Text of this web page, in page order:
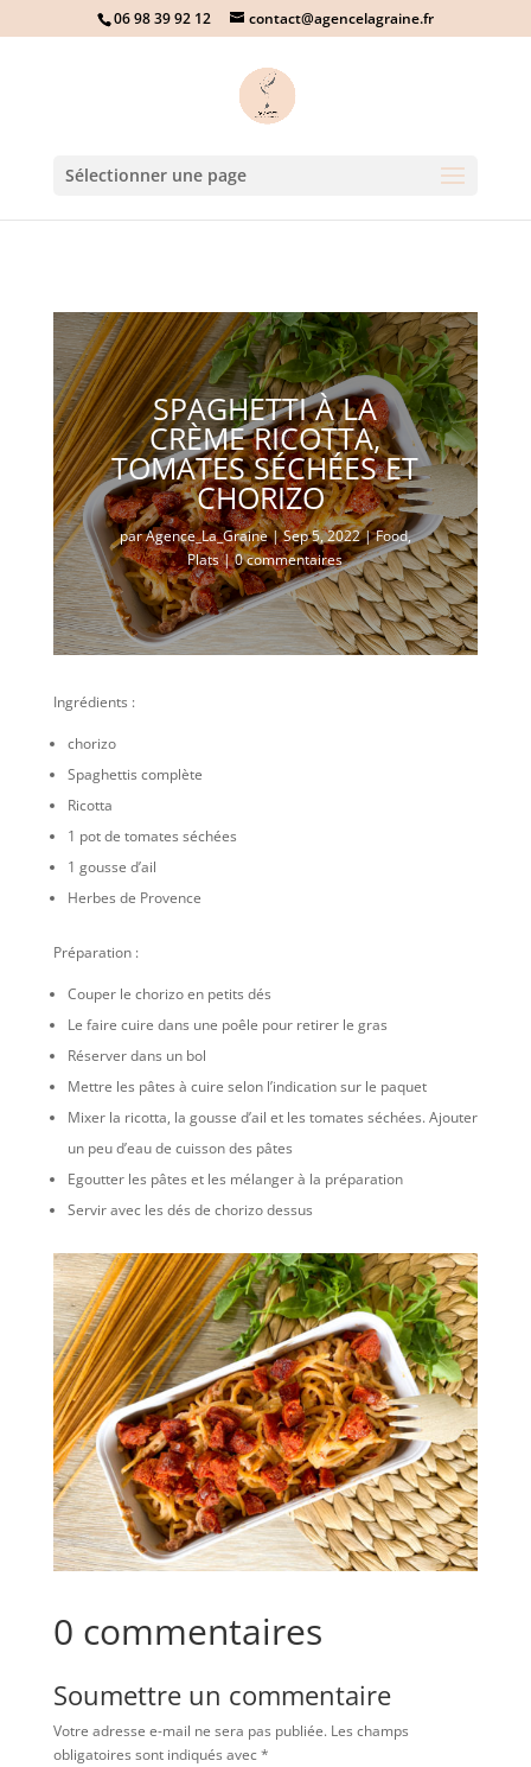
06 98 39 92 12 contact@agencelagraine.fr
Sélectionner une page
SPAGHETTI À LA
CRÈME RICOTTA,
TOMATES SÉCHÉES ET
CHORIZO
parAgence_La_Graine|Sep 5, 2022|Food,
Plats|0 commentaires
Ingrédients :
chorizo
Spaghettis complète
Ricotta
1 pot de tomates séchées
1 gousse d’ail
Herbes de Provence
Préparation :
Couper le chorizo en petits dés
Le faire cuire dans une poêle pour retirer le gras
Réserver dans un bol
Mettre les pâtes à cuire selon l’indication sur le paquet
Mixer la ricotta, la gousse d’ail et les tomates séchées. Ajouter
un peu d’eau de cuisson des pâtes
Egoutter les pâtes et les mélanger à la préparation
Servir avec les dés de chorizo dessus
0 commentaires
Soumettre un commentaire
Votre adresse e-mail ne sera pas publiée.Les champs
obligatoires sont indiqués avec*